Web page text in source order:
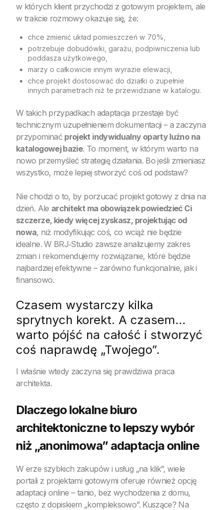
w których klient przychodzi z gotowym projektem, ale
w trakcie rozmowy okazuje się, że:
chce zmienić układ pomieszczeń w 70%,
potrzebuje dobudówki, garażu, podpiwniczenia lub
poddasza użytkowego,
marzy o całkowicie innym wyrazie elewacji,
chce projekt dostosować do działki o zupełnie
innych parametrach niż te przewidziane w katalogu.
W takich przypadkach adaptacja przestaje być
technicznym uzupełnieniem dokumentacji – a zaczyna
przypominać projekt indywidualny oparty luźno na
katalogowej bazie. To moment, w którym warto na
nowo przemyśleć strategię działania. Bo jeśli zmieniasz
wszystko, może lepiej stworzyć coś od podstaw?
Nie chodzi o to, by porzucać projekt gotowy z dnia na
dzień. Ale architekt ma obowiązek powiedzieć Ci
szczerze, kiedy więcej zyskasz, projektując od
nowa, niż modyfikując coś, co wciąż nie będzie
idealne. W BRJ‑Studio zawsze analizujemy zakres
zmian i rekomendujemy rozwiązanie, które będzie
najbardziej efektywne – zarówno funkcjonalnie, jak i
finansowo.
Czasem wystarczy kilka
sprytnych korekt. A czasem…
warto pójść na całość i stworzyć
coś naprawdę „Twojego”.
I właśnie wtedy zaczyna się prawdziwa praca
architekta.
Dlaczego lokalne biuro
architektoniczne to lepszy wybór
niż „anonimowa” adaptacja online
W erze szybkich zakupów i usług „na klik”, wiele
portali z projektami gotowymi oferuje również opcję
adaptacji online – tanio, bez wychodzenia z domu,
często z dopiskiem „kompleksowo”. Kuszące? Na